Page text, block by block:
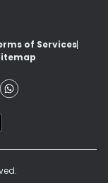
of Services